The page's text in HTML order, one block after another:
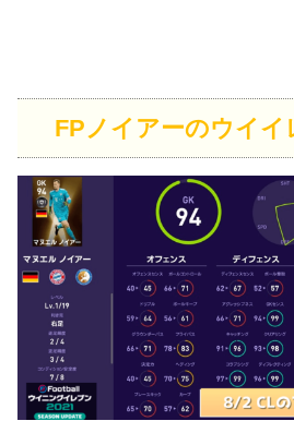
FPノイアーのウイイ